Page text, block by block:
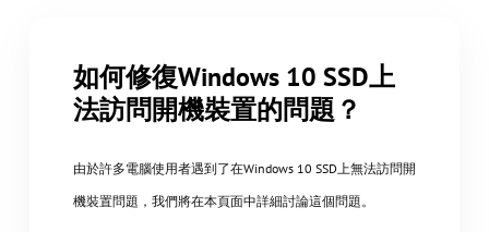
如何修復Windows 10 SSD上
法訪問開機裝置的問題？
由於許多電腦使用者遇到了在Windows 10 SSD上無法訪問開
機裝置問題，我們將在本頁面中詳細討論這個問題。